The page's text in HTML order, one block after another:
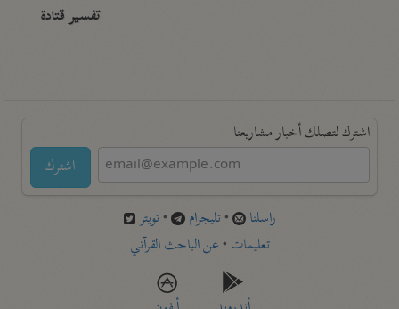
تفسير قتادة
اشترك لتصلك أخبار مشاريعنا
اشترك
راسلنا •تليجرام •تويتر
تعليمات •عن الباحث القرآني